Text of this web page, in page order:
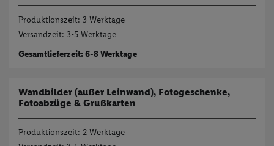
Produktionszeit: 3 Werktage
Versandzeit: 3-5 Werktage
Gesamtlieferzeit: 6-8 Werktage
Wandbilder (außer Leinwand), Fotogeschenke,
Fotoabzüge & Grußkarten
Produktionszeit: 2 Werktage